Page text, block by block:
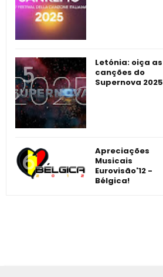
Letónia: oiça as
canções do
Supernova 2025
Apreciações
Musicais
Eurovisão'12 -
Bélgica!